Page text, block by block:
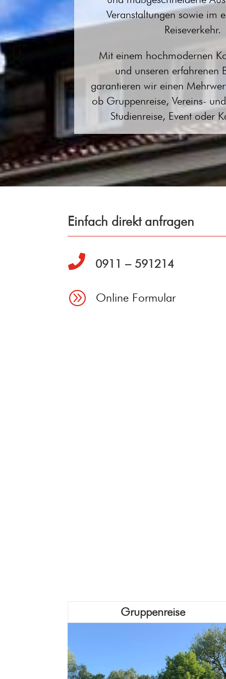
Veranstaltungen sowie im
Reiseverkehr.
Mit einem hochmodernen
und unseren erfahrenen
garantieren wir einen
ob Gruppenreise, Vereins-
Studienreise, Event oder
Einfach direkt anfragen
 0911 – 591214
A Online Formular
Gruppenreise